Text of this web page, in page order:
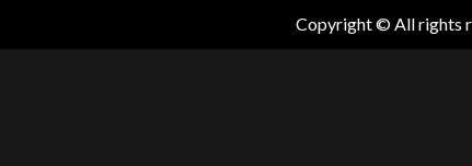
Copyright © All rights